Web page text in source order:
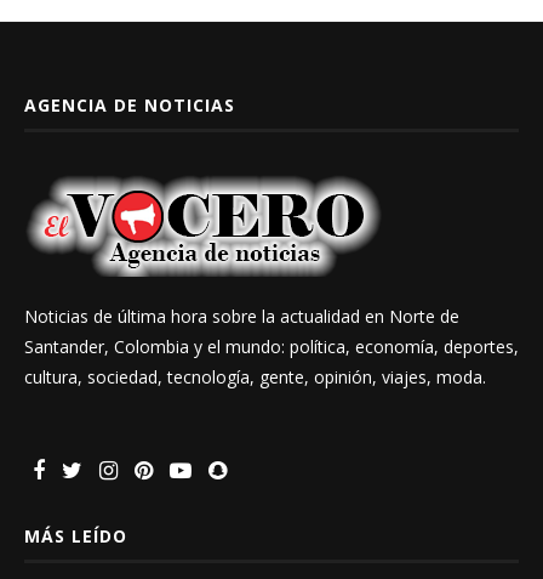
AGENCIA DE NOTICIAS
Noticias de última hora sobre la actualidad en Norte de
Santander, Colombia y el mundo: política, economía, deportes,
cultura, sociedad, tecnología, gente, opinión, viajes, moda.
MÁS LEÍDO